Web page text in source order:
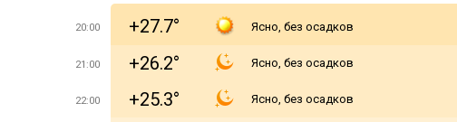
20:00 +27.7° Ясно, без осадков
21:00 +26.2° Ясно, без осадков
22:00 +25.3° Ясно, без осадков